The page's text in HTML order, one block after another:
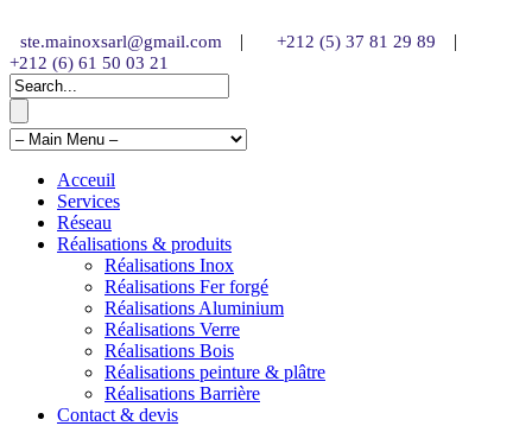
ste.mainoxsarl@gmail.com | +212 (5) 37 81 29 89 |
+212 (6) 61 50 03 21
Acceuil
Services
Réseau
Réalisations & produits
Réalisations Inox
Réalisations Fer forgé
Réalisations Aluminium
Réalisations Verre
Réalisations Bois
Réalisations peinture & plâtre
Réalisations Barrière
Contact & devis